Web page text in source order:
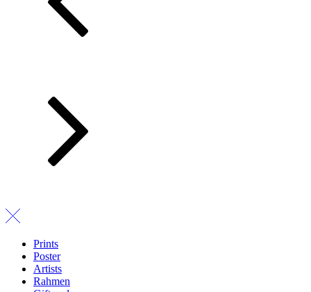
Prints
Poster
Artists
Rahmen